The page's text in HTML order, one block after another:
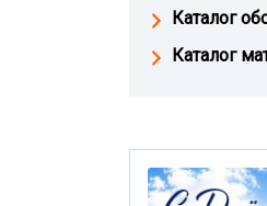
Каталог
Каталог